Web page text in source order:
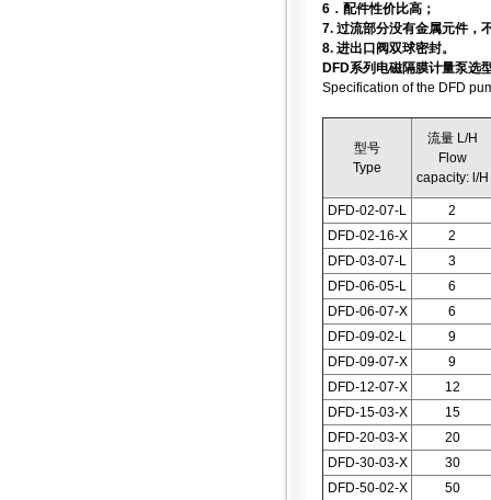
6．配件性价比高；
7. 过流部分没有金属元件，
8. 进出口阀双球密封。
DFD系列电磁隔膜计量泵选
Specification of the DFD
型号
Type
流量 L/H
Flow
capacity: l/H
DFD-02-07-L
2
DFD-02-16-X
2
DFD-03-07-L
3
DFD-06-05-L
6
DFD-06-07-X
6
DFD-09-02-L
9
DFD-09-07-X
9
DFD-12-07-X
12
DFD-15-03-X
15
DFD-20-03-X
20
DFD-30-03-X
30
DFD-50-02-X
50